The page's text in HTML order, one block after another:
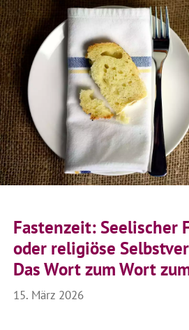
Fastenzeit: Seelischer
oder religiöse
Das Wort zum Wort
15. März 2026